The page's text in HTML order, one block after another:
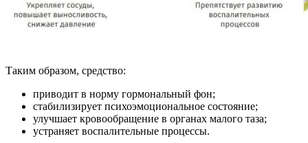
Таким образом, средство:
приводит в норму гормональный фон;
стабилизирует психоэмоциональное состояние;
улучшает кровообращение в органах малого таза;
устраняет воспалительные процессы.